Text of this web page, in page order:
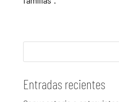
Entradas recientes